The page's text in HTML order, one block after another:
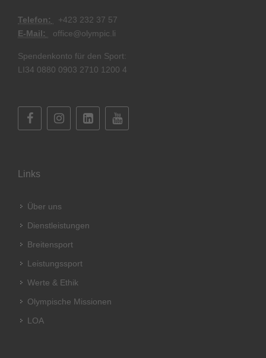
Telefon: +423 232 37 57
E-Mail:
office@olympic.li
Spendenkonto für den Sport:
LI34 0880 0903 2710 1200 4
Links
Über uns
Dienstleistungen
Breitensport
Leistungssport
Werte & Ethik
Olympische Missionen
LOA